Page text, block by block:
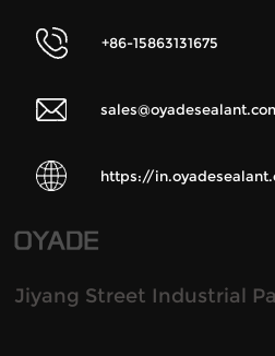
+86-15863131675
https://
Jiyang Street Industrial